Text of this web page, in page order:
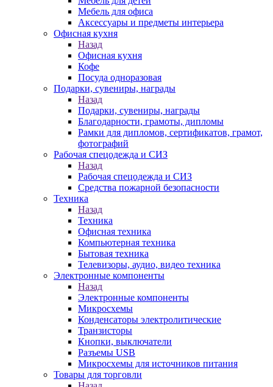
Мебель для офиса
Аксессуары и предметы интерьера
Офисная кухня
Назад
Офисная кухня
Кофе
Посуда одноразовая
Подарки, сувениры, награды
Назад
Подарки, сувениры, награды
Благодарности, грамоты, дипломы
Рамки для дипломов, сертификатов, грамот,
фотографий
Рабочая спецодежда и СИЗ
Назад
Рабочая спецодежда и СИЗ
Средства пожарной безопасности
Техника
Назад
Техника
Офисная техника
Компьютерная техника
Бытовая техника
Телевизоры, аудио, видео техника
Электронные компоненты
Назад
Электронные компоненты
Микросхемы
Конденсаторы электролитические
Транзисторы
Кнопки, выключатели
Разъемы USB
Микросхемы для источников питания
Товары для торговли